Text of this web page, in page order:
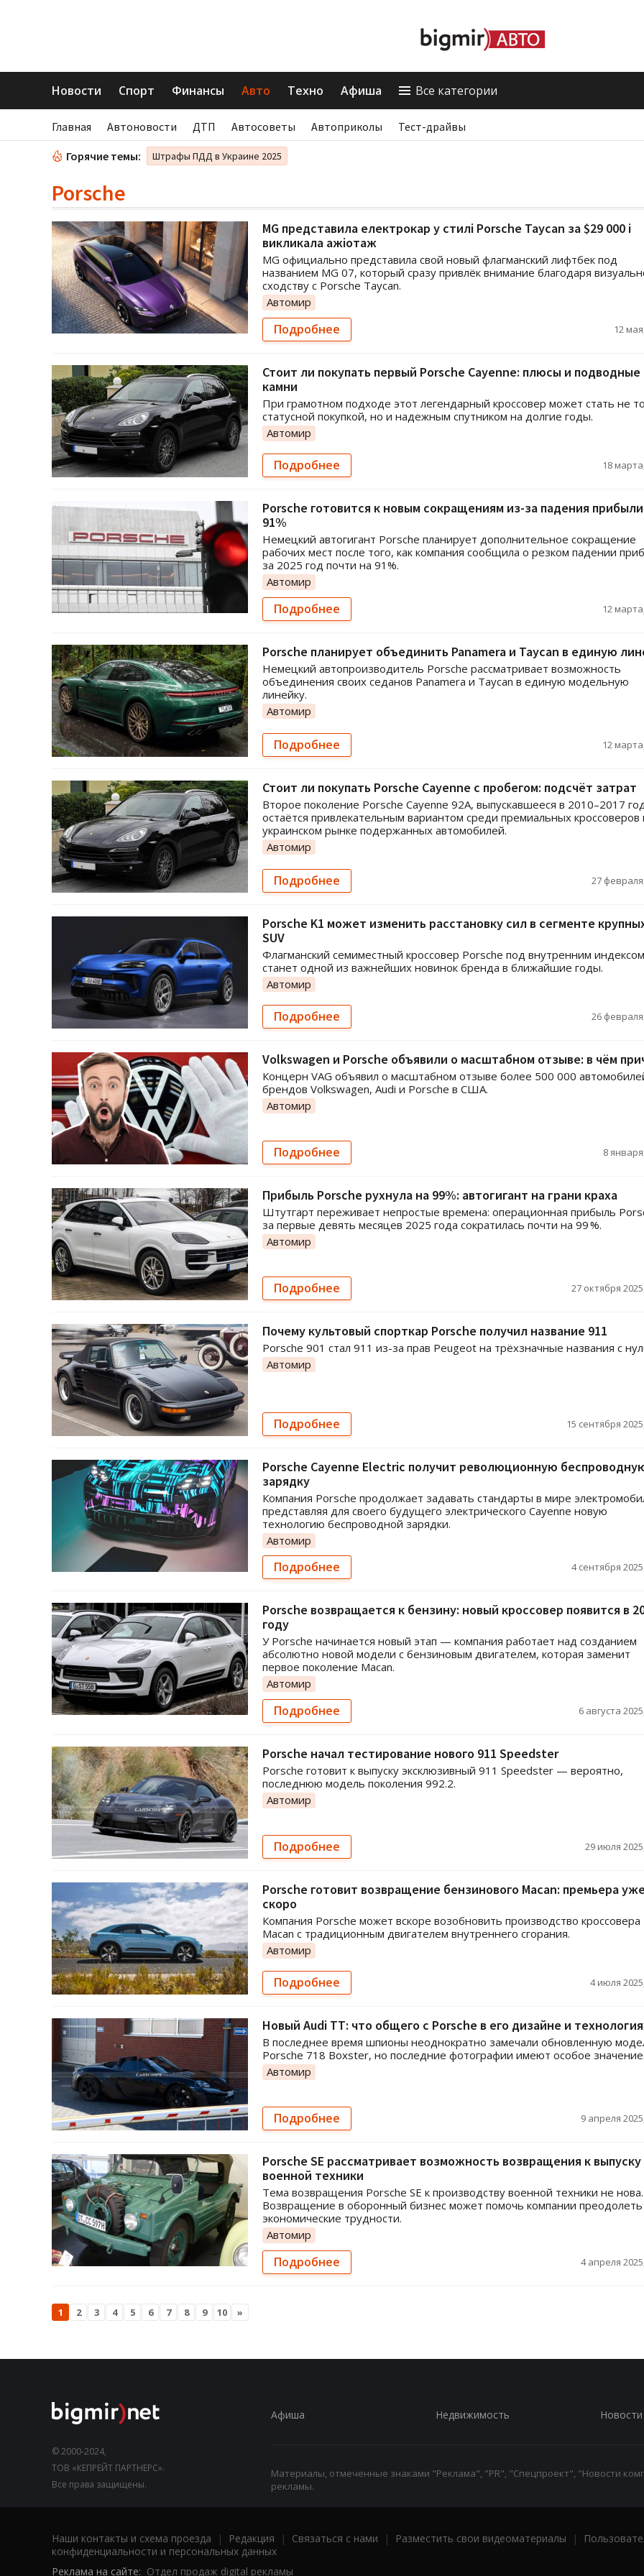
Новости Спорт Финансы Авто Техно Афиша Все категории
Главная Автоновости ДТП Автосоветы Автоприколы Тест-драйвы
Горячие темы: Штрафы ПДД в Украине 2025
Porsche
MG представила електрокар у стилі Porsche Taycan за $29 000 і
викликала ажіотаж
MG официально представила свой новый флагманский лифтбек под
названием MG 07, который сразу привлёк внимание благодаря
сходству с Porsche Taycan.
Автомир
Подробнее 12
Стоит ли покупать первый Porsche Cayenne: плюсы и подводные
камни
При грамотном подходе этот легендарный кроссовер может стать не
статусной покупкой, но и надежным спутником на долгие годы.
Автомир
Подробнее 18
Porsche готовится к новым сокращениям из-за падения
91%
Немецкий автогигант Porsche планирует дополнительное сокращение
рабочих мест после того, как компания сообщила о резком падении
за 2025 год почти на 91%.
Автомир
Подробнее 12
Porsche планирует объединить Panamera и Taycan в единую
Немецкий автопроизводитель Porsche рассматривает возможность
объединения своих седанов Panamera и Taycan в единую модельную
линейку.
Автомир
Подробнее 12
Стоит ли покупать Porsche Cayenne с пробегом: подсчёт затрат
Второе поколение Porsche Cayenne 92A, выпускавшееся в 2010–2017
остаётся привлекательным вариантом среди премиальных кроссоверов
украинском рынке подержанных автомобилей.
Автомир
Подробнее 27
Porsche K1 может изменить расстановку сил в сегменте
SUV
Флагманский семиместный кроссовер Porsche под внутренним
станет одной из важнейших новинок бренда в ближайшие годы.
Автомир
Подробнее 26
Volkswagen и Porsche объявили о масштабном отзыве: в чём
Концерн VAG объявил о масштабном отзыве более 500 000
брендов Volkswagen, Audi и Porsche в США.
Автомир
Подробнее 8
Прибыль Porsche рухнула на 99%: автогигант на грани краха
Штутгарт переживает непростые времена: операционная прибыль
за первые девять месяцев 2025 года сократилась почти на 99 %.
Автомир
Подробнее 27 октября
Почему культовый спорткар Porsche получил название 911
Porsche 901 стал 911 из-за прав Peugeot на трёхзначные названия с
Автомир
Подробнее 15 сентября
Porsche Cayenne Electric получит революционную
зарядку
Компания Porsche продолжает задавать стандарты в мире
представляя для своего будущего электрического Cayenne новую
технологию беспроводной зарядки.
Автомир
Подробнее 4 сентября
Porsche возвращается к бензину: новый кроссовер появится в
году
У Porsche начинается новый этап — компания работает над созданием
абсолютно новой модели с бензиновым двигателем, которая заменит
первое поколение Macan.
Автомир
Подробнее 6 августа
Porsche начал тестирование нового 911 Speedster
Porsche готовит к выпуску эксклюзивный 911 Speedster — вероятно,
последнюю модель поколения 992.2.
Автомир
Подробнее 29 июля
Porsche готовит возвращение бензинового Macan: премьера уже
скоро
Компания Porsche может вскоре возобновить производство кроссовера
Macan с традиционным двигателем внутреннего сгорания.
Автомир
Подробнее 4 июля
Новый Audi TT: что общего с Porsche в его дизайне и
В последнее время шпионы неоднократно замечали обновленную
Porsche 718 Boxster, но последние фотографии имеют особое значение.
Автомир
Подробнее 9 апреля
Porsche SE рассматривает возможность возвращения к выпуску
военной техники
Тема возвращения Porsche SE к производству военной техники не нова.
Возвращение в оборонный бизнес может помочь компании преодолеть
экономические трудности.
Автомир
Подробнее 4 апреля
1 2 3 4 5 6 7 8 9 10 »
© 2000-2024,
ТОВ «КЕПРЕЙТ ПАРТНЕРС».
Все права защищены.
Афиша Недвижимость Новости
Материалы, отмеченные знаками "Реклама", "PR", "Спецпроект", "Новости
рекламы.
Наши контакты и схема проезда | Редакция | Связаться с нами | Разместить свои видеоматериалы |
конфиденциальности и персональных данных
Реклама на сайте: Отдел продаж digital рекламы